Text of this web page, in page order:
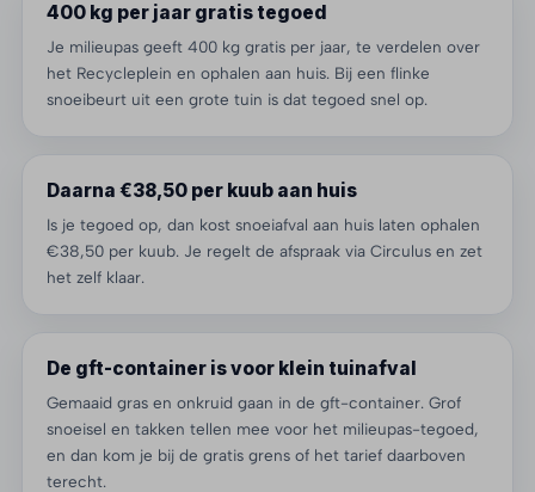
400 kg per jaar gratis tegoed
Je milieupas geeft 400 kg gratis per jaar, te verdelen over
het Recycleplein en ophalen aan huis. Bij een flinke
snoeibeurt uit een grote tuin is dat tegoed snel op.
Daarna €38,50 per kuub aan huis
Is je tegoed op, dan kost snoeiafval aan huis laten ophalen
€38,50 per kuub. Je regelt de afspraak via Circulus en zet
het zelf klaar.
De gft-container is voor klein tuinafval
Gemaaid gras en onkruid gaan in de gft-container. Grof
snoeisel en takken tellen mee voor het milieupas-tegoed,
en dan kom je bij de gratis grens of het tarief daarboven
terecht.